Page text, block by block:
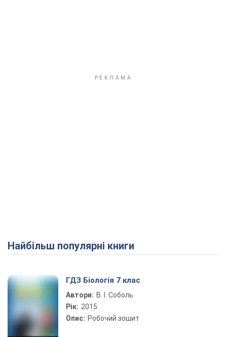
Найбільш популярні книги
ГДЗ Біологія 7 клас
Автори: В. І. Соболь
Рік: 2015
Опис: Робочий зошит